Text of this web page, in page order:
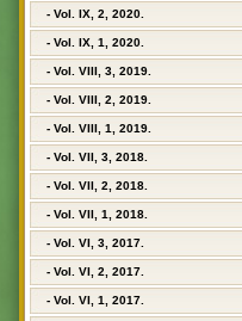
- Vol. IX, 2, 2020.
- Vol. IX, 1, 2020.
- Vol. VIII, 3, 2019.
- Vol. VIII, 2, 2019.
- Vol. VIII, 1, 2019.
- Vol. VII, 3, 2018.
- Vol. VII, 2, 2018.
- Vol. VII, 1, 2018.
- Vol. VI, 3, 2017.
- Vol. VI, 2, 2017.
- Vol. VI, 1, 2017.